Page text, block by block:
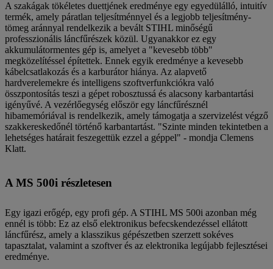
A szakágak tökéletes duettjének eredménye egy egyedülálló, intuitív
termék, amely páratlan teljesítménnyel és a legjobb teljesítmény-
tömeg aránnyal rendelkezik a bevált STIHL minőségű
professzionális láncfűrészek közül. Ugyanakkor ez egy
akkumulátormentes gép is, amelyet a "kevesebb több"
megközelítéssel építettek. Ennek egyik eredménye a kevesebb
kábelcsatlakozás és a karburátor hiánya. Az alapvető
hardverelemekre és intelligens szoftverfunkciókra való
összpontosítás teszi a gépet robosztussá és alacsony karbantartási
igényűvé. A vezérlőegység először egy láncfűrésznél
hibamemóriával is rendelkezik, amely támogatja a szervizelést végző
szakkereskedőnél történő karbantartást. "Szinte minden tekintetben a
lehetséges határait feszegettük ezzel a géppel" - mondja Clemens
Klatt.
A MS 500i részletesen
Egy igazi erőgép, egy profi gép. A STIHL MS 500i azonban még
ennél is több: Ez az első elektronikus befecskendezéssel ellátott
láncfűrész, amely a klasszikus gépészetben szerzett sokéves
tapasztalat, valamint a szoftver és az elektronika legújabb fejlesztései
eredménye.